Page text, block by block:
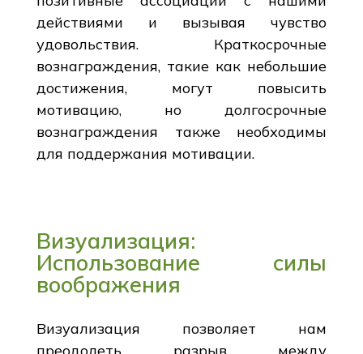
действиями и вызывая чувство
удовольствия. Краткосрочные
вознаграждения, такие как небольшие
достижения, могут повысить
мотивацию, но долгосрочные
вознаграждения также необходимы
для поддержания мотивации.
Визуализация:
Использование силы
воображения
Визуализация позволяет нам
преодолеть разрыв между